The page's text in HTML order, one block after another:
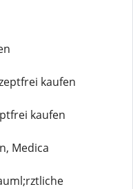
kaufen
kaufen
Medica